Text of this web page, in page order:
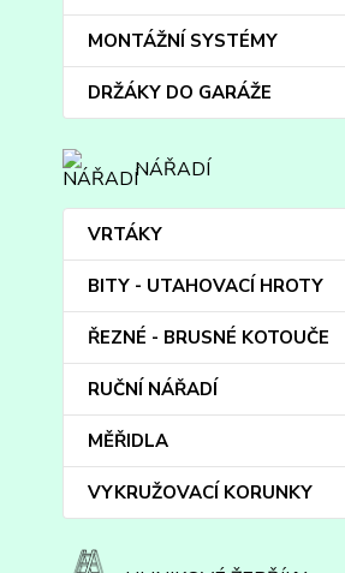
MONTÁŽNÍ SYSTÉMY
DRŽÁKY DO GARÁŽE
NÁŘADÍ
VRTÁKY
BITY - UTAHOVACÍ HROTY
ŘEZNÉ - BRUSNÉ KOTOUČE
RUČNÍ NÁŘADÍ
MĚŘIDLA
VYKRUŽOVACÍ KORUNKY